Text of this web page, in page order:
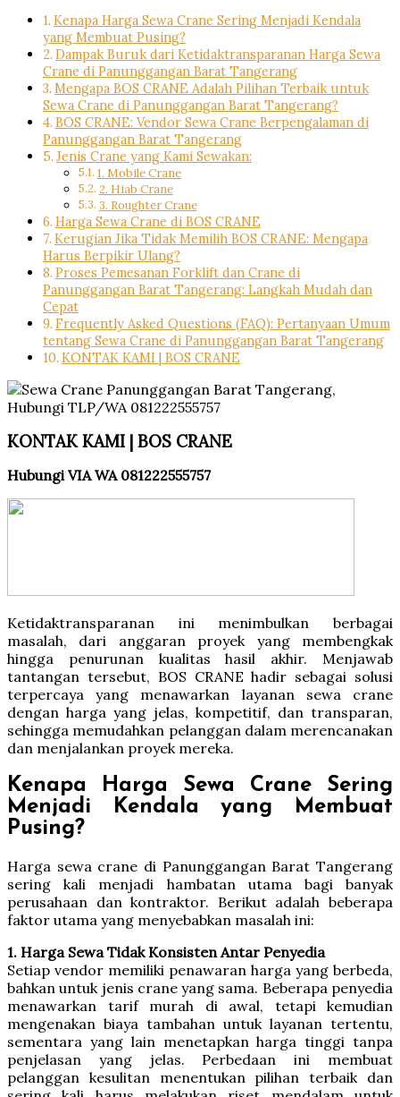
Kenapa Harga Sewa Crane Sering Menjadi Kendala
yang Membuat Pusing?
Dampak Buruk dari Ketidaktransparanan Harga Sewa
Crane di Panunggangan Barat Tangerang
Mengapa BOS CRANE Adalah Pilihan Terbaik untuk
Sewa Crane di Panunggangan Barat Tangerang?
BOS CRANE: Vendor Sewa Crane Berpengalaman di
Panunggangan Barat Tangerang
Jenis Crane yang Kami Sewakan:
1. Mobile Crane
2. Hiab Crane
3. Roughter Crane
Harga Sewa Crane di BOS CRANE
Kerugian Jika Tidak Memilih BOS CRANE: Mengapa
Harus Berpikir Ulang?
Proses Pemesanan Forklift dan Crane di
Panunggangan Barat Tangerang: Langkah Mudah dan
Cepat
Frequently Asked Questions (FAQ): Pertanyaan Umum
tentang Sewa Crane di Panunggangan Barat Tangerang
KONTAK KAMI | BOS CRANE
KONTAK KAMI | BOS CRANE
Hubungi VIA WA 081222555757
Ketidaktransparanan ini menimbulkan berbagai
masalah, dari anggaran proyek yang membengkak
hingga penurunan kualitas hasil akhir. Menjawab
tantangan tersebut, BOS CRANE hadir sebagai solusi
terpercaya yang menawarkan layanan sewa crane
dengan harga yang jelas, kompetitif, dan transparan,
sehingga memudahkan pelanggan dalam merencanakan
dan menjalankan proyek mereka.
Kenapa Harga Sewa Crane Sering
Menjadi Kendala yang Membuat
Pusing?
Harga sewa crane di Panunggangan Barat Tangerang
sering kali menjadi hambatan utama bagi banyak
perusahaan dan kontraktor. Berikut adalah beberapa
faktor utama yang menyebabkan masalah ini:
1. Harga Sewa Tidak Konsisten Antar Penyedia
Setiap vendor memiliki penawaran harga yang berbeda,
bahkan untuk jenis crane yang sama. Beberapa penyedia
menawarkan tarif murah di awal, tetapi kemudian
mengenakan biaya tambahan untuk layanan tertentu,
sementara yang lain menetapkan harga tinggi tanpa
penjelasan yang jelas. Perbedaan ini membuat
pelanggan kesulitan menentukan pilihan terbaik dan